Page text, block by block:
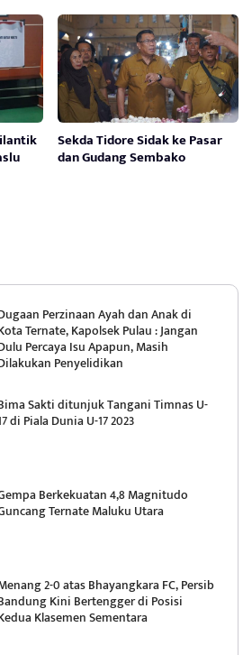
Sekda Tidore Sidak ke Pasar
dan Gudang Sembako
Perzinaan Ayah dan Anak di
Ternate, Kapolsek Pulau : Jangan
Percaya Isu Apapun, Masih
Penyelidikan
Sakti ditunjuk Tangani Timnas U-
di Piala Dunia U-17 2023
Berkekuatan 4,8 Magnitudo
Ternate Maluku Utara
2-0 atas Bhayangkara FC, Persib
Kini Bertengger di Posisi
Klasemen Sementara